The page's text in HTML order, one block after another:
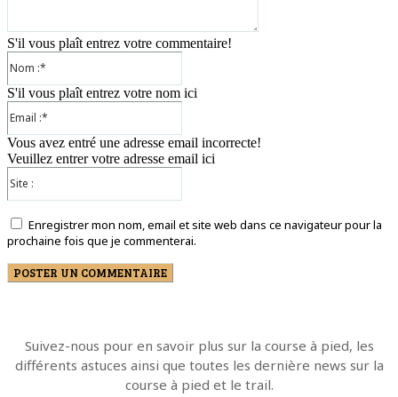
S'il vous plaît entrez votre commentaire!
S'il vous plaît entrez votre nom ici
Vous avez entré une adresse email incorrecte!
Veuillez entrer votre adresse email ici
Enregistrer mon nom, email et site web dans ce navigateur pour la
prochaine fois que je commenterai.
Suivez-nous pour en savoir plus sur la course à pied, les
différents astuces ainsi que toutes les dernière news sur la
course à pied et le trail.